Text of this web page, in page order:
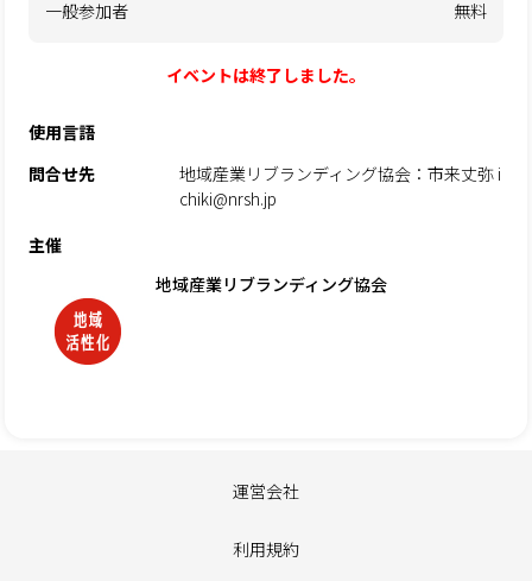
一般参加者 無料
イベントは終了しました。
使用言語
問合せ先
地域産業リブランディング協会：市来丈弥 i
chiki@nrsh.jp
主催
地域産業リブランディング協会
運営会社
利用規約